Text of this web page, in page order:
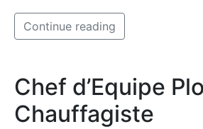
Continue reading
Chef d’Equipe
Chauffagiste